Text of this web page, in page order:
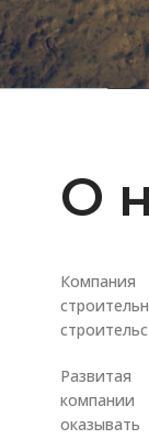
О
Компания
компании